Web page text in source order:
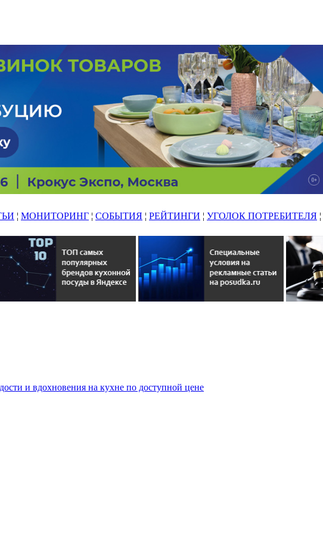
¦ МОНИТОРИНГ ¦ СОБЫТИЯ ¦ РЕЙТИНГИ ¦ УГОЛОК ПОТРЕБИТЕЛЯ ¦
и вдохновения на кухне по доступной цене